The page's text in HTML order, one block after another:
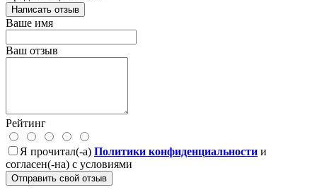
Написать отзыв
Ваше имя
Ваш отзыв
Рейтинг
Я прочитал(-а) Политики конфиденциальности и
согласен(-на) с условиями
Отправить свой отзыв